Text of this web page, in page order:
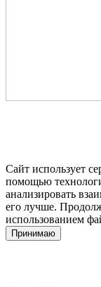
Сайт использует
помощью
анализировать
его лучше.
использованием
Принимаю